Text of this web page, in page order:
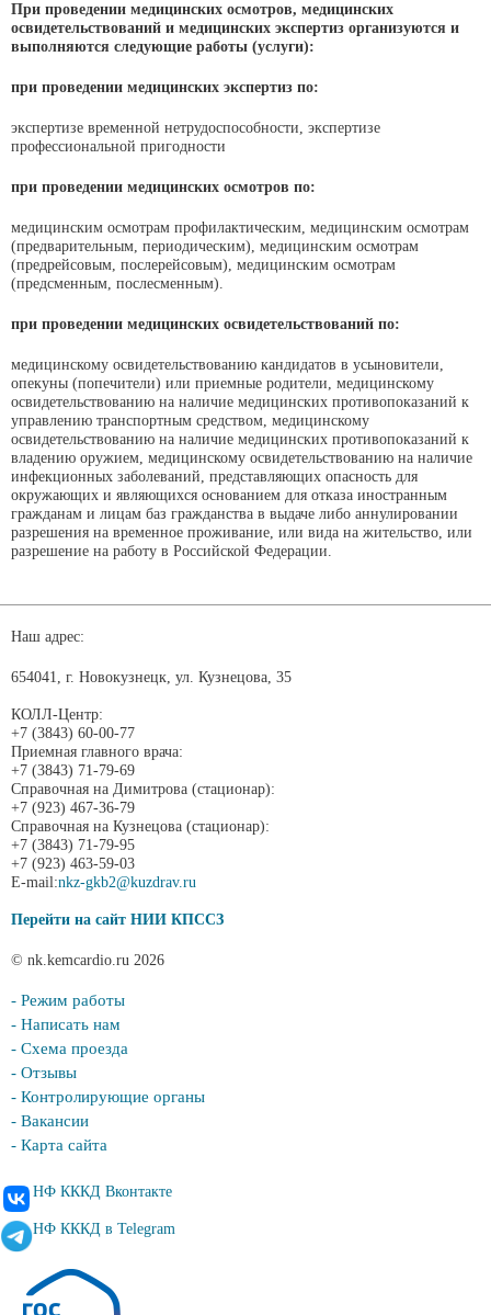
При проведении медицинских осмотров, медицинских
освидетельствований и медицинских экспертиз организуются и
выполняются следующие работы (услуги):
при проведении медицинских экспертиз по:
экспертизе временной нетрудоспособности, экспертизе
профессиональной пригодности
при проведении медицинских осмотров по:
медицинским осмотрам профилактическим, медицинским осмотрам
(предварительным, периодическим), медицинским осмотрам
(предрейсовым, послерейсовым), медицинским осмотрам
(предсменным, послесменным).
при проведении медицинских освидетельствований по:
медицинскому освидетельствованию кандидатов в усыновители,
опекуны (попечители) или приемные родители, медицинскому
освидетельствованию на наличие медицинских противопоказаний к
управлению транспортным средством, медицинскому
освидетельствованию на наличие медицинских противопоказаний к
владению оружием, медицинскому освидетельствованию на наличие
инфекционных заболеваний, представляющих опасность для
окружающих и являющихся основанием для отказа иностранным
гражданам и лицам баз гражданства в выдаче либо аннулировании
разрешения на временное проживание, или вида на жительство, или
разрешение на работу в Российской Федерации.
Наш адрес:
654041, г. Новокузнецк, ул. Кузнецова, 35
КОЛЛ-Центр:
+7 (3843) 60-00-77
Приемная главного врача:
+7 (3843) 71-79-69
Справочная на Димитрова (стационар):
+7 (923) 467-36-79
Справочная на Кузнецова (стационар):
+7 (3843) 71-79-95
+7 (923) 463-59-03
E-mail:nkz-gkb2@kuzdrav.ru
Перейти на сайт НИИ КПССЗ
© nk.kemcardio.ru 2026
- Режим работы
- Написать нам
- Схема проезда
- Отзывы
- Контролирующие органы
- Вакансии
- Карта сайта
НФ КККД Вконтакте
НФ КККД в Telegram